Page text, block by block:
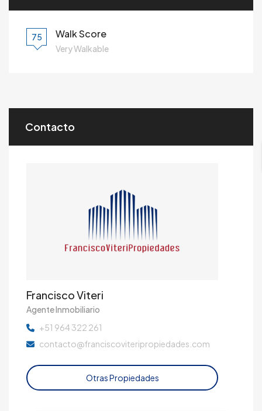
75 Walk Score
Very Walkable
Contacto
Francisco Viteri
Agente Inmobiliario
+51 964 322 261
contacto@franciscoviteripropiedades.com
Otras Propiedades